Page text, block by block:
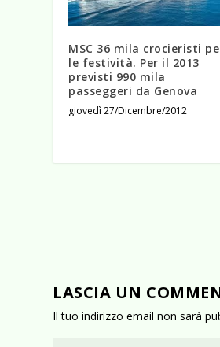
MSC 36 mila crocieristi
le festività. Per il 2013
previsti 990 mila
passeggeri da Genova
giovedì 27/Dicembre/2012
LASCIA UN
Il tuo indirizzo email non sarà